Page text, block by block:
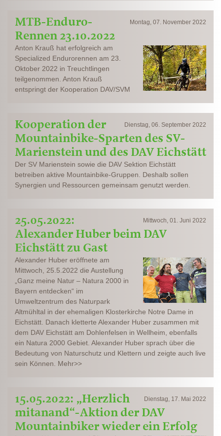
Montag, 07. November 2022
MTB-Enduro-
Rennen 23.10.2022
Anton Krauß hat erfolgreich am
Specialized Endurorennen am 23.
Oktober 2022 in Treuchtlingen
teilgenommen. Anton Krauß
entspringt der Kooperation DAV/SVM
Dienstag, 06. September 2022
Kooperation der
Mountainbike-Sparten des SV-
Marienstein und des DAV Eichstätt
Der SV Marienstein sowie die DAV Sektion Eichstätt
betreiben aktive Mountainbike-Gruppen. Deshalb sollen
Synergien und Ressourcen gemeinsam genutzt werden.
Mittwoch, 01. Juni 2022
25.05.2022:
Alexander Huber beim DAV
Eichstätt zu Gast
Alexander Huber eröffnete am
Mittwoch, 25.5.2022 die Austellung
„Ganz meine Natur – Natura 2000 in
Bayern entdecken“ im
Umweltzentrum des Naturpark
Altmühltal in der ehemaligen Klosterkirche Notre Dame in
Eichstätt. Danach kletterte Alexander Huber zusammen mit
dem DAV Eichstätt am Dohlenfelsen in Wellheim, ebenfalls
ein Natura 2000 Gebiet. Alexander Huber sprach über die
Bedeutung von Naturschutz und Klettern und zeigte auch live
sein Können. Mehr>>
Dienstag, 17. Mai 2022
15.05.2022: „Herzlich
mitanand“-Aktion der DAV
Mountainbiker wieder ein Erfolg